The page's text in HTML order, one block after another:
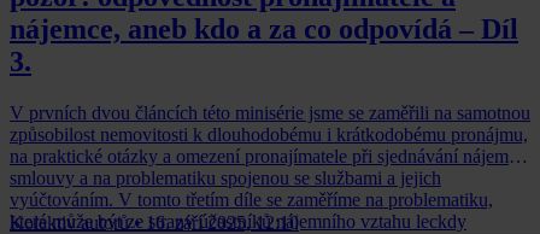
nájemce, aneb kdo a za co odpovídá – Díl
3.
V prvních dvou článcích této minisérie jsme se zaměřili na samotnou
způsobilost nemovitosti k dlouhodobému i krátkodobému pronájmu,
na praktické otázky a omezení pronajímatele při sjednávání nájemní
smlouvy a na problematiku spojenou se službami a jejich
vyúčtováním. V tomto třetím díle se zaměříme na problematiku,
která může být ze strany účastníků nájemního vztahu leckdy
Kolektiv autorů • 16. září 2025, 12:10